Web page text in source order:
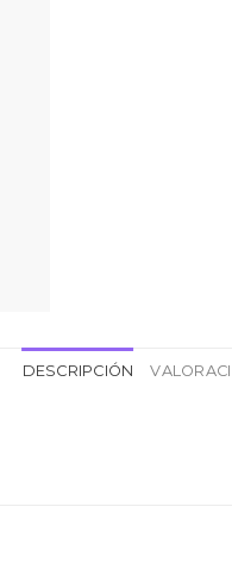
DESCRIPCIÓN